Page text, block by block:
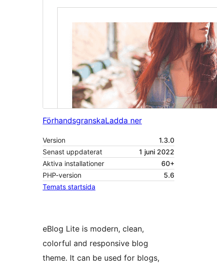
FörhandsgranskaLadda ner
Version
1.3.0
Senast uppdaterat
1 juni 2022
Aktiva installationer
60+
PHP-version
5.6
Temats startsida
eBlog Lite is modern, clean,
colorful and responsive blog
theme. It can be used for blogs,